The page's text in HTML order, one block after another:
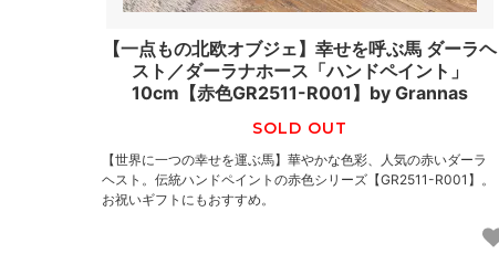
【一点もの北欧オブジェ】幸せを呼ぶ馬 ダーラヘ
スト／ダーラナホース「ハンドペイント」
10cm【赤色GR2511-R001】by Grannas
SOLD OUT
【世界に一つの幸せを運ぶ馬】華やかな色彩、人気の赤いダーラ
ヘスト。伝統ハンドペイントの赤色シリーズ【GR2511-R001】。
お祝いギフトにもおすすめ。